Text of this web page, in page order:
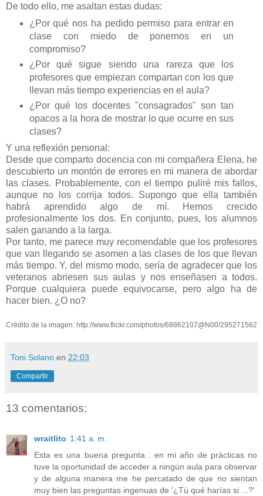
De todo ello, me asaltan estas dudas:
¿Por qué nos ha pedido permiso para entrar en
clase con miedo de ponernos en un
compromiso?
¿Por qué sigue siendo una rareza que los
profesores que empiezan compartan con los que
llevan más tiempo experiencias en el aula?
¿Por qué los docentes "consagrados" son tan
opacos a la hora de mostrar lo que ocurre en sus
clases?
Y una reflexión personal:
Desde que comparto docencia con mi compañera Elena, he
descubierto un montón de errores en mi manera de abordar
las clases. Probablemente, con el tiempo puliré mis fallos,
aunque no los corrija todos. Supongo que ella también
habrá aprendido algo de mí. Hemos crecido
profesionalmente los dos. En conjunto, pues, los alumnos
salen ganando a la larga.
Por tanto, me parece muy recomendable que los profesores
que van llegando se asomen a las clases de los que llevan
más tiempo. Y, del mismo modo, sería de agradecer que los
veteranos abriesen sus aulas y nos enseñasen a todos.
Porque cualquiera puede equivocarse, pero algo ha de
hacer bien. ¿O no?
Crédito de la imagen: http://www.flickr.com/photos/68862107@N00/295271562
Toni Solano en 22:03
Compartir
13 comentarios:
wraitlito 1:41 a. m.
Esta es una buena pregunta : en mi año de prácticas no
tuve la oportunidad de acceder a ningún aula para observar
y de alguna manera me he percatado de que no sientan
muy bien las preguntas ingenuas de '¿Tú qué harías si ...?'